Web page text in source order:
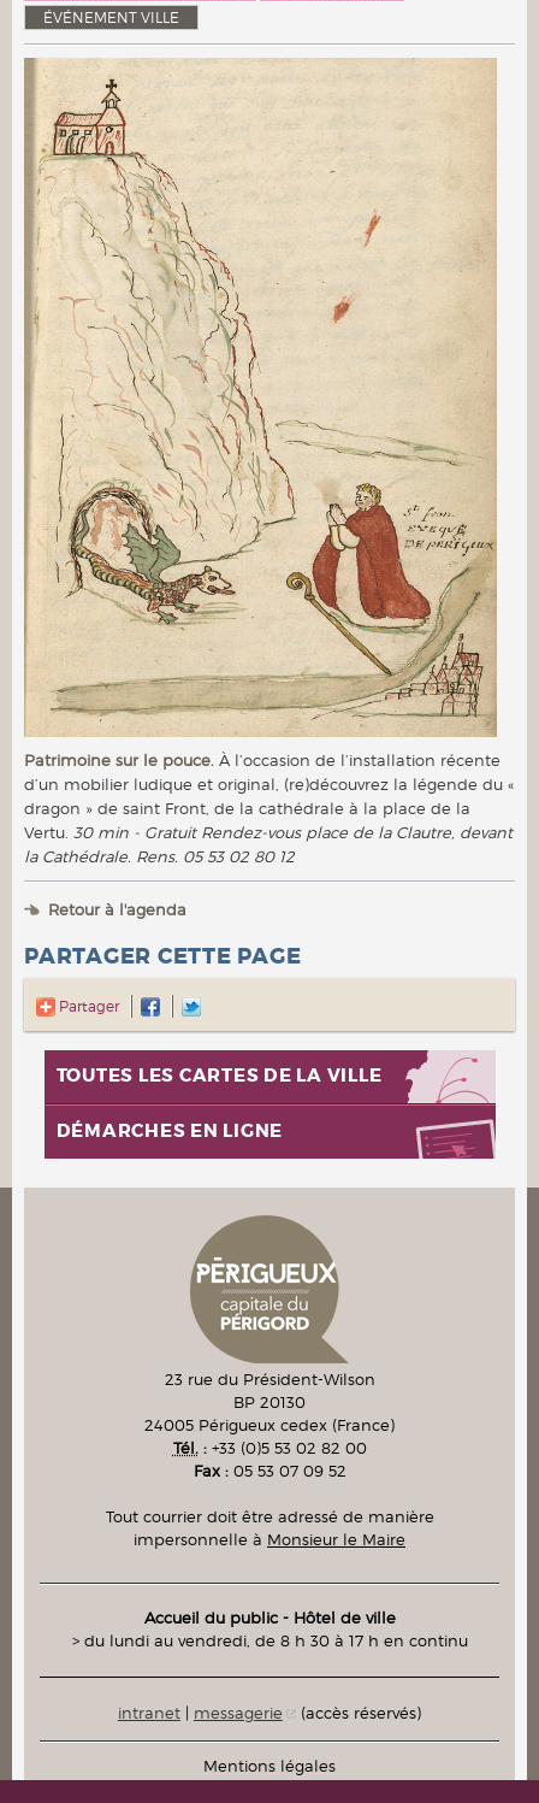
ÉVÉNEMENT VILLE
Patrimoine sur le pouce. À l’occasion de l’installation récente
d’un mobilier ludique et original, (re)découvrez la légende du «
dragon » de saint Front, de la cathédrale à la place de la
Vertu. 30 min - Gratuit Rendez-vous place de la Clautre, devant
la Cathédrale. Rens. 05 53 02 80 12
Retour à l'agenda
PARTAGER CETTE PAGE
Partager
TOUTES LES CARTES DE LA VILLE
DÉMARCHES EN LIGNE
23 rue du Président-Wilson
BP 20130
24005 Périgueux cedex (France)
Tél. : +33 (0)5 53 02 82 00
Fax : 05 53 07 09 52
Tout courrier doit être adressé de manière
impersonnelle à Monsieur le Maire
Accueil du public - Hôtel de ville
> du lundi au vendredi, de 8 h 30 à 17 h en continu
intranet| messagerie (accès réservés)
Mentions légales